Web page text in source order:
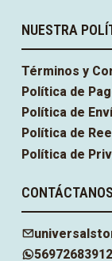
NUESTRA
Términos y
Política de
Política de
Política de
Política de
CONTÁCTANOS
56972683912